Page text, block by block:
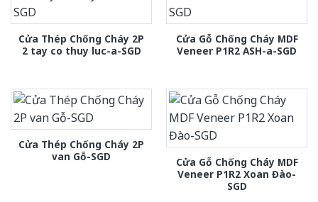
Cửa Thép Chống Cháy 2P
2 tay co thuy luc-a-SGD
Cửa Gỗ Chống Cháy MDF
Veneer P1R2 ASH-a-SGD
Cửa Thép Chống Cháy 2P
van Gỗ-SGD
Cửa Gỗ Chống Cháy MDF
Veneer P1R2 Xoan Đào-
SGD